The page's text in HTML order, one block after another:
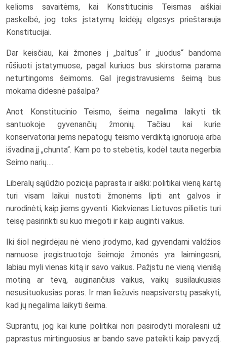
kelioms savaitėms, kai Konstitucinis Teismas aiškiai
paskelbė, jog toks įstatymų leidėjų elgesys prieštarauja
Konstitucijai.
Dar keisčiau, kai žmones į „baltus“ ir „juodus“ bandoma
rūšiuoti įstatymuose, pagal kuriuos bus skirstoma parama
neturtingoms šeimoms. Gal įregistravusiems šeimą bus
mokama didesnė pašalpa?
Anot Konstitucinio Teismo, šeima negalima laikyti tik
santuokoje gyvenančių žmonių. Tačiau kai kurie
konservatoriai jiems nepatogų teismo verdiktą ignoruoja arba
išvadina jį „chunta“. Kam po to stebėtis, kodėl tauta negerbia
Seimo narių….
Liberalų sąjūdžio pozicija paprasta ir aiški: politikai vieną kartą
turi visam laikui nustoti žmonėms lipti ant galvos ir
nurodinėti, kaip jiems gyventi. Kiekvienas Lietuvos pilietis turi
teisę pasirinkti su kuo miegoti ir kaip auginti vaikus.
Iki šiol negirdėjau nė vieno įrodymo, kad gyvendami valdžios
namuose įregistruotoje šeimoje žmonės yra laimingesni,
labiau myli vienas kitą ir savo vaikus. Pažįstu ne vieną vienišą
motiną ar tėvą, auginančius vaikus, vaikų susilaukusias
nesusituokusias poras. Ir man liežuvis neapsiverstų pasakyti,
kad jų negalima laikyti šeima.
Suprantu, jog kai kurie politikai nori pasirodyti moralesni už
paprastus mirtinguosius ar bando save pateikti kaip pavyzdį.